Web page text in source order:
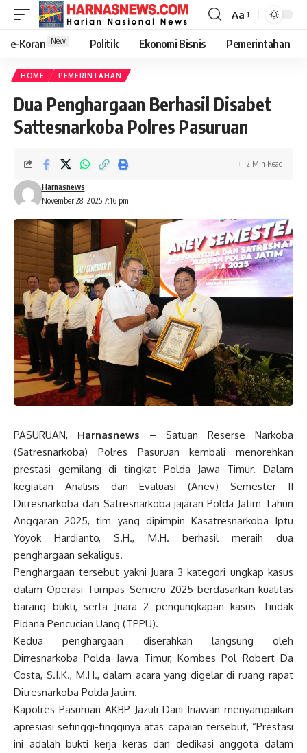
Aa
e-Koran New Politik Ekonomi Bisnis Pemerintahan
HOME PEMERINTAHAN
Dua Penghargaan Berhasil Disabet
Sattesnarkoba Polres Pasuruan
November 28, 2025 7:16 pm
Harnasnews
2 Min Read
PASURUAN, Harnasnews – Satuan Reserse Narkoba
(Satresnarkoba) Polres Pasuruan kembali menorehkan
prestasi gemilang di tingkat Polda Jawa Timur. Dalam
kegiatan Analisis dan Evaluasi (Anev) Semester II
Ditresnarkoba dan Satresnarkoba jajaran Polda Jatim Tahun
Anggaran 2025, tim yang dipimpin Kasatresnarkoba Iptu
Yoyok Hardianto, S.H., M.H. berhasil meraih dua
penghargaan sekaligus.
Penghargaan tersebut yakni Juara 3 kategori ungkap kasus
dalam Operasi Tumpas Semeru 2025 berdasarkan kualitas
barang bukti, serta Juara 2 pengungkapan kasus Tindak
Pidana Pencucian Uang (TPPU).
Kedua penghargaan diserahkan langsung oleh
Dirresnarkoba Polda Jawa Timur, Kombes Pol Robert Da
Costa, S.I.K., M.H., dalam acara yang digelar di ruang rapat
Ditresnarkoba Polda Jatim.
Kapolres Pasuruan AKBP Jazuli Dani Iriawan menyampaikan
apresiasi setinggi-tingginya atas capaian tersebut, “Prestasi
ini adalah bukti kerja keras dan dedikasi anggota dalam